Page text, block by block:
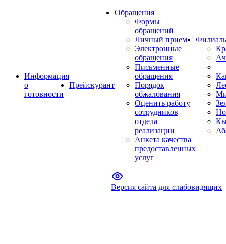
Информация
о
готовности
Прейскурант
Обращения
Формы
обращений
Личный прием
Электронные
обращения
Письменные
обращения
Порядок
обжалования
Оценить работу
сотрудников
отдела
реализации
Анкета качества
предоставленных
услуг
Версия сайта для слабовидящих